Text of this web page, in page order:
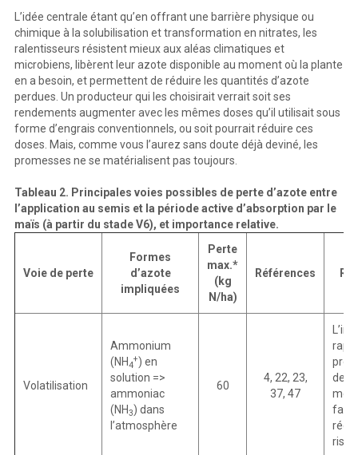
L’idée centrale étant qu’en offrant une barrière physique ou
chimique à la solubilisation et transformation en nitrates, les
ralentisseurs résistent mieux aux aléas climatiques et
microbiens, libèrent leur azote disponible au moment où la plante
en a besoin, et permettent de réduire les quantités d’azote
perdues. Un producteur qui les choisirait verrait soit ses
rendements augmenter avec les mêmes doses qu’il utilisait sous
forme d’engrais conventionnels, ou soit pourrait réduire ces
doses. Mais, comme vous l’aurez sans doute déjà deviné, les
promesses ne se matérialisent pas toujours.
Tableau 2. Principales voies possibles de perte d’azote entre
l’application au semis et la période active d’absorption par le
maïs (à partir du stade V6), et importance relative.
Voie de perte
Formes
d’azote
impliquées
Perte
max.*
(kg
N/ha)
Références
Volatilisation
Ammonium
(NH4
+) en
solution =>
ammoniac
(NH3) dans
l’atmosphère
60
4, 22, 23,
37, 47